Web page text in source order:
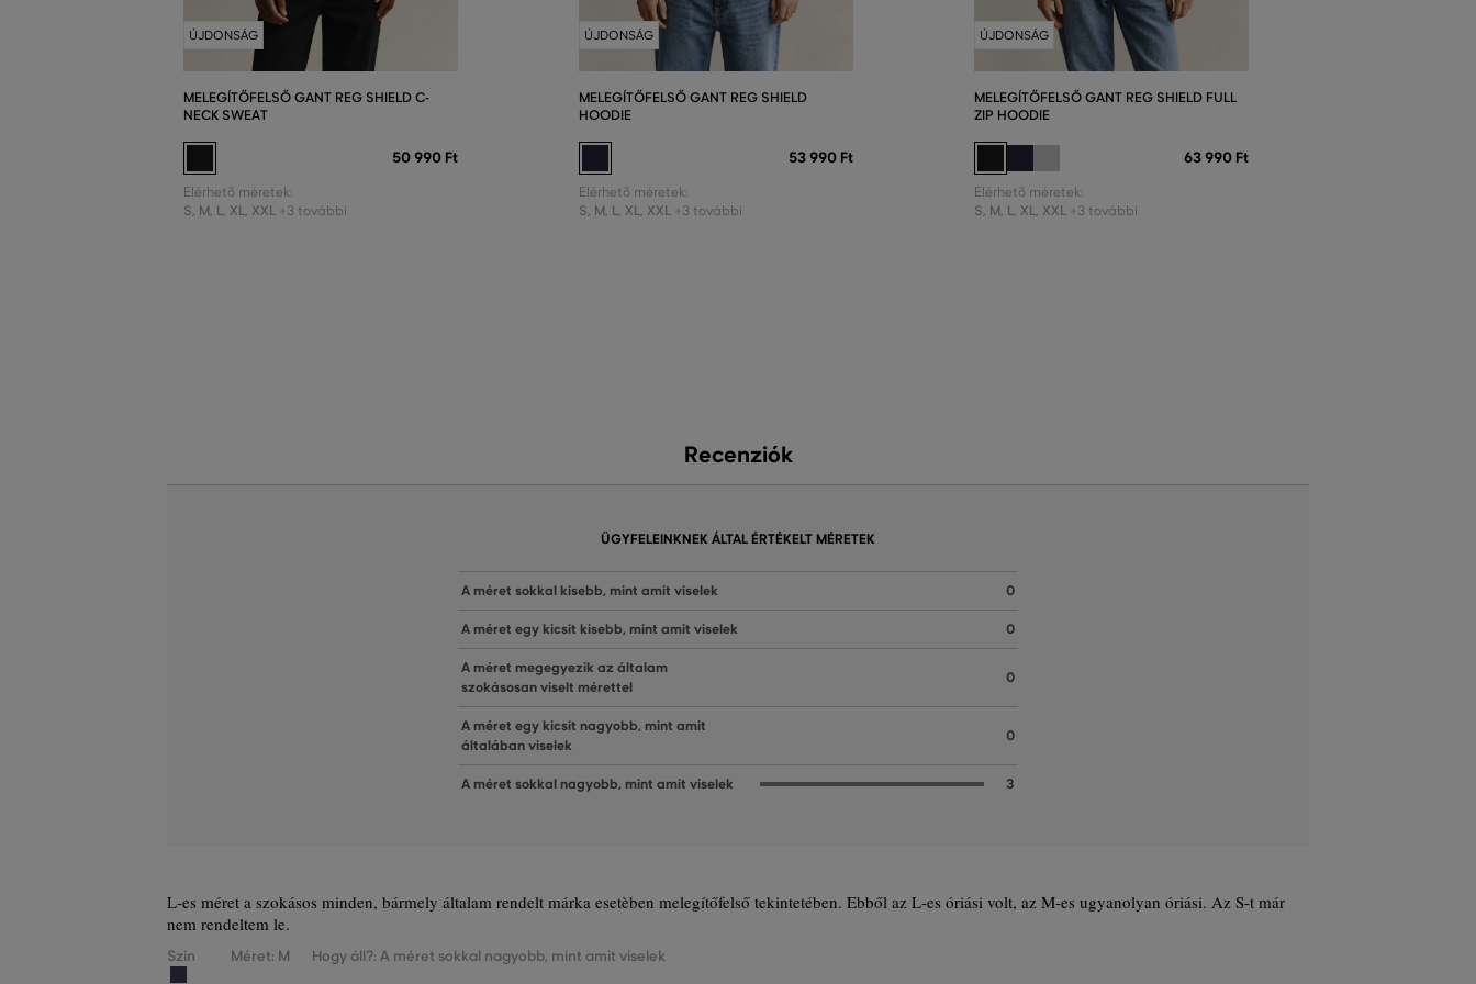
ÚJDONSÁG
MELEGÍTŐFELSŐ GANT REG SHIELD C-
NECK SWEAT
50 990 Ft
Elérhető méretek:
S, M, L, XL, XXL +3 további
ÚJDONSÁG
MELEGÍTŐFELSŐ GANT REG SHIELD
HOODIE
53 990 Ft
Elérhető méretek:
S, M, L, XL, XXL +3 további
ÚJDONSÁG
MELEGÍTŐFELSŐ GANT REG SHIELD FULL
ZIP HOODIE
63 990 Ft
Elérhető méretek:
S, M, L, XL, XXL +3 további
Recenziók
ÜGYFELEINKNEK ÁLTAL ÉRTÉKELT MÉRETEK
A méret sokkal kisebb, mint amit viselek 0
A méret egy kicsit kisebb, mint amit viselek 0
A méret megegyezik az általam
szokásosan viselt mérettel
0
A méret egy kicsit nagyobb, mint amit
általában viselek
0
A méret sokkal nagyobb, mint amit viselek 3
L-es méret a szokásos minden, bármely általam rendelt márka esetèben melegítőfelső tekintetében. Ebből az L-es óriási volt, az M-es ugyanolyan óriási. Az S-t már
nem rendeltem le.
Szín Méret: M Hogy áll?: A méret sokkal nagyobb, mint amit viselek